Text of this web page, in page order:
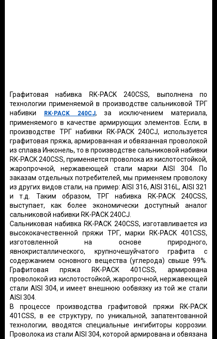
Графитовая набивка RK-PACK 240CSS, выполнена по
технологии применяемой в производстве сальниковой ТРГ
набивки
RK-PACK 240CJ, за исключением материала,
применяемого в качестве армирующих элементов. Если, в
производстве ТРГ набивки RK-PACK 240CJ, используется
графитовая пряжа, армированная и обвязанная проволокой
из сплава Инконель, то в производстве сальниковой набивки
RK-PACK 240CSS, применяется проволока из кислотостойкой,
жаропрочной, нержавеющей стали марки AISI 304. По
заказам отдельных потребителей, мы применяем проволоку
из других видов стали, на пример: AISI 316, AISI 316L, AISI 321
и т.д. Таким образом, ТРГ набивка RK-PACK 240CSS,
выступает, как более экономически доступный аналог
сальниковой набивки RK-PACK 240CJ.
Сальниковая набивка RK-PACK 240CSS, изготавливается из
высококачественной пряжи ТРГ, марки RK-PACK 401CSS,
изготовленной на основе природного,
явнокристаллического, крупночешуйчатого графита с
содержанием основного вещества (углерода) свыше 99%.
Графитовая пряжа RK-PACK 401CSS, армирована
проволокой из кислотостойкой, жаропрочной, нержавеющей
стали AISI 304, и имеет внешнюю ообвязку из той же стали
AISI 304.
В процессе производства графитовой пряжи RK-PACK
401CSS, в ее структуру, по уникальной, запатентованной
технологии, вводятся специальные ингибиторы коррозии.
Проволока из стали AISI 304, которой армирована и обвязана